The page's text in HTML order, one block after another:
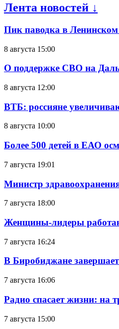
Лента новостей ↓
Пик паводка в
8 августа 15:00
О поддержке СВО на
8 августа 12:00
ВТБ: россияне
8 августа 10:00
Более 500 детей в ЕАО
7 августа 19:01
Министр
7 августа 18:00
Женщины-лидеры
7 августа 16:24
В Биробиджане
7 августа 16:06
Радио спасает жизни: на
7 августа 15:00